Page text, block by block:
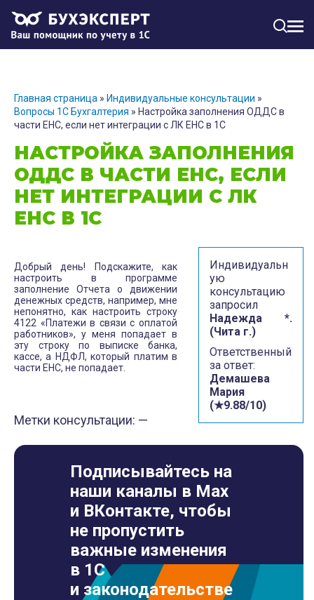
Главная страница » Индивидуальные консультации »
Вопросы 1С Бухгалтерия » Настройка заполнения ОДДС в
части ЕНС, если нет интеграции с ЛК ЕНС в 1С
НАСТРОЙКА ЗАПОЛНЕНИЯ
ОДДС В ЧАСТИ ЕНС, ЕСЛИ
НЕТ ИНТЕГРАЦИИ С ЛК
ЕНС В 1С
Индивидуальн
ую
консультацию
запросил
Надежда *.
(Чита г.)
Ответственный
за ответ:
Демашева
Мария
(★9.88/10)
Добрый день! Подскажите, как
настроить в программе
заполнение Отчета о движении
денежных средств, например, мне
непонятно, как настроить строку
4122 «Платежи в связи с оплатой
работников», у меня попадает в
эту строку по выписке банка,
кассе, а НДФЛ, который платим в
части ЕНС, не попадает.
Метки консультации: —
Подписывайтесь на
наши каналы в Max
и ВКонтакте, чтобы
не пропустить
важные изменения
в 1С
и законодательстве